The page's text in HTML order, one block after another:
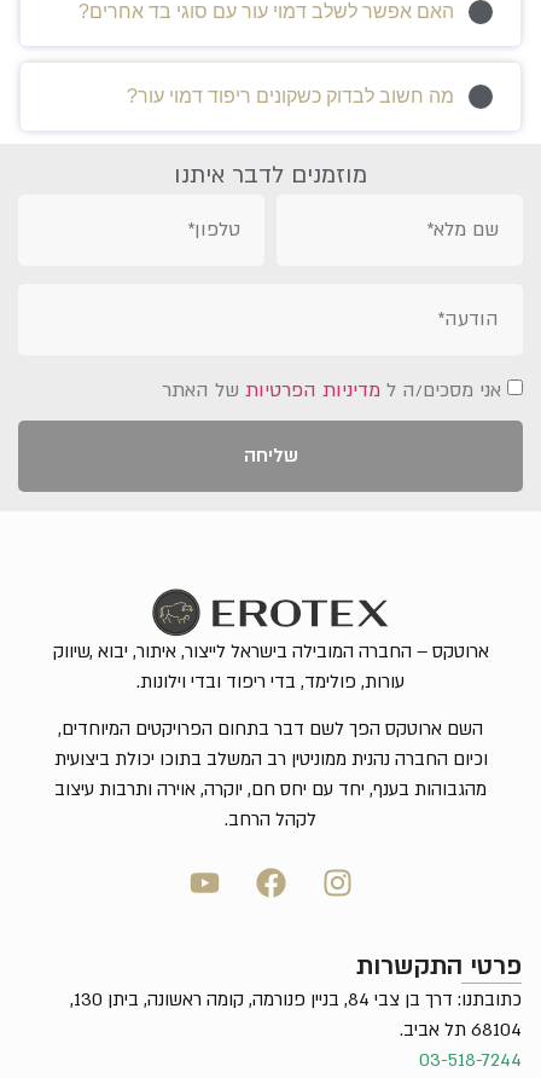
האם אפשר לשלב דמוי עור עם סוגי בד אחרים?
מה חשוב לבדוק כשקונים ריפוד דמוי עור?
מוזמנים לדבר איתנו
אני מסכים/ה ל מדיניות הפרטיות של האתר
שליחה
פרטי התקשרות
כתובתנו: דרך בן צבי 84, בניין פנורמה, קומה ראשונה, ביתן 130,
68104 תל אביב.
03-518-7244
ארוטקס – החברה המובילה בישראל לייצור, איתור, יבוא ,שיווק
עורות, פולימד, בדי ריפוד ובדי וילונות.
השם ארוטקס הפך לשם דבר בתחום הפרויקטים המיוחדים,
וכיום החברה נהנית ממוניטין רב המשלב בתוכו יכולת ביצועית
מהגבוהות בענף, יחד עם יחס חם, יוקרה, אוירה ותרבות עיצוב
לקהל הרחב.